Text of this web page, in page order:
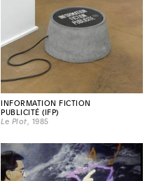
INFORMATION FICTION
PUBLICITÉ (IFP)
Le Plot , 1985